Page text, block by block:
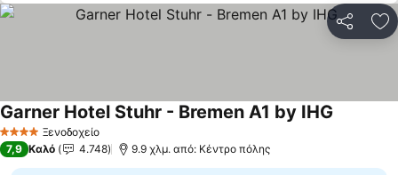
4 ΑστέριαΞενοδοχείο
Garner Hotel Stuhr - Bremen A1 by IHG
7,9 Καλό 4.748 9.9 χλμ. από: Κέντρο πόλης